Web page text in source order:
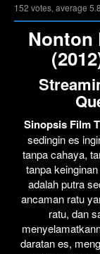
152 votes, average 5.8
Nonton
Sinopsis Film
sedingin es
tanpa cahaya,
tanpa
adalah putra
ancaman ratu
ratu, dan
daratan es,